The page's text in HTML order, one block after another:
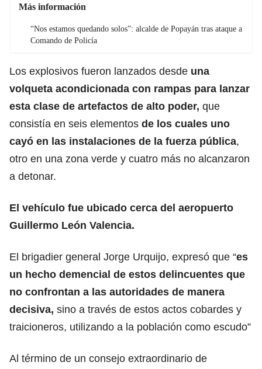
Más información
“Nos estamos quedando solos”: alcalde de Popayán tras ataque a
Comando de Policía
Los explosivos fueron lanzados desde una
volqueta acondicionada con rampas para lanzar
esta clase de artefactos de alto poder, que
consistía en seis elementos de los cuales uno
cayó en las instalaciones de la fuerza pública,
otro en una zona verde y cuatro más no alcanzaron
a detonar.
El vehículo fue ubicado cerca del aeropuerto
Guillermo León Valencia.
El brigadier general Jorge Urquijo, expresó que “es
un hecho demencial de estos delincuentes que
no confrontan a las autoridades de manera
decisiva, sino a través de estos actos cobardes y
traicioneros, utilizando a la población como escudo”
Al término de un consejo extraordinario de